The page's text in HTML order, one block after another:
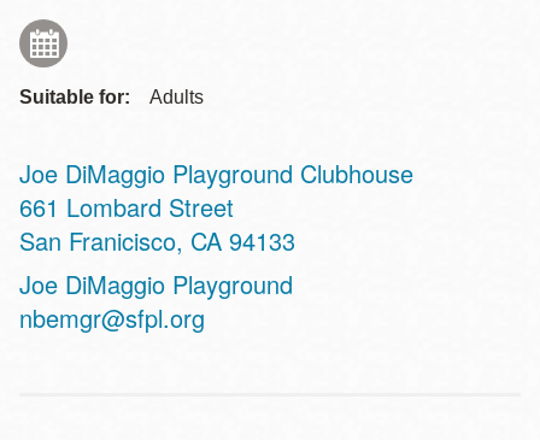
Suitable for: Adults
Joe DiMaggio Playground Clubhouse
Address
661 Lombard Street
San Franicisco, CA 94133
Website
Joe DiMaggio Playground
nbemgr@sfpl.org